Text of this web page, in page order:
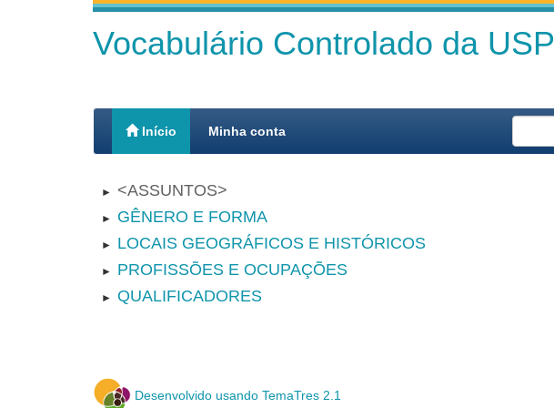
Vocabulário Controlado da USP
Início Minha conta
► ASSUNTOS
► GÊNERO E FORMA
► LOCAIS GEOGRÁFICOS E HISTÓRICOS
► PROFISSÕES E OCUPAÇÕES
► QUALIFICADORES
Desenvolvido usando TemaTres 2.1